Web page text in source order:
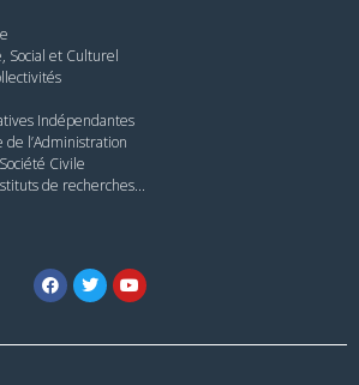
Social et Culturel
Indépendantes
de l’Administration
Civile
de recherches...